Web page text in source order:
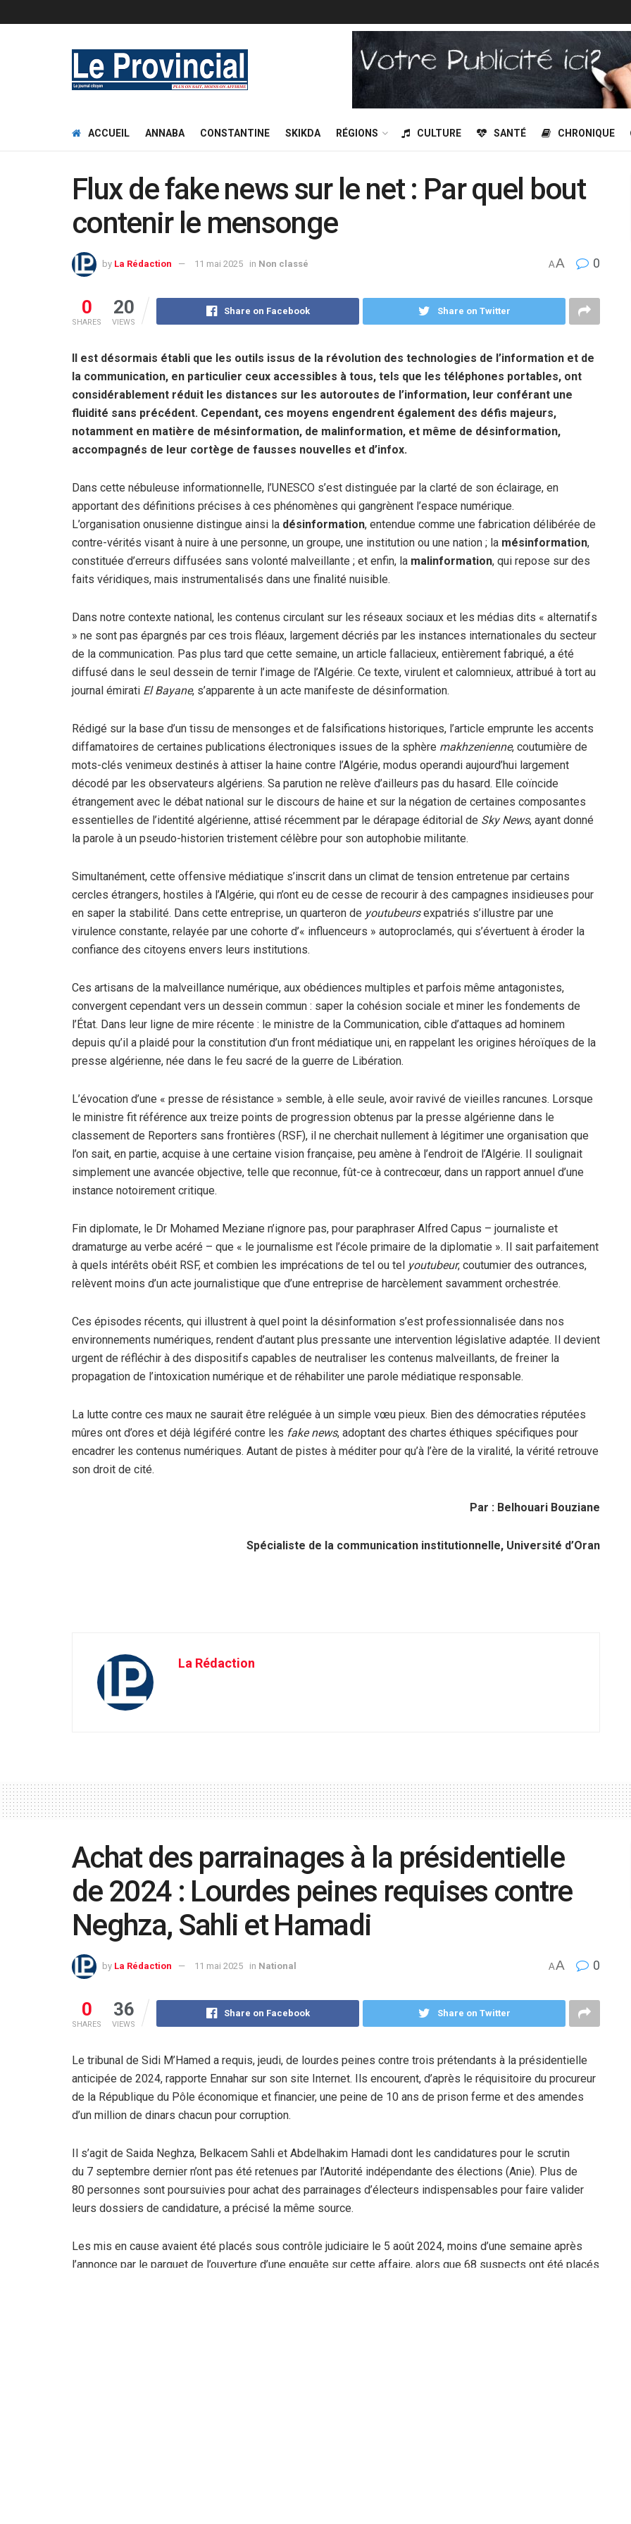
ACCUEIL ANNABA CONSTANTINE SKIKDA RÉGIONS CULTURE SANTÉ CHRONIQUE
Flux de fake news sur le net : Par quel bout
contenir le mensonge
by La Rédaction 11 mai 2025 in Non classé AA 0
0
SHARES
20
VIEWS
Share on Facebook Share on Twitter
Il est désormais établi que les outils issus de la révolution des technologies de l’information et de
la communication, en particulier ceux accessibles à tous, tels que les téléphones portables, ont
considérablement réduit les distances sur les autoroutes de l’information, leur conférant une
fluidité sans précédent. Cependant, ces moyens engendrent également des défis majeurs,
notamment en matière de mésinformation, de malinformation, et même de désinformation,
accompagnés de leur cortège de fausses nouvelles et d’infox.
Dans cette nébuleuse informationnelle, l’UNESCO s’est distinguée par la clarté de son éclairage, en
apportant des définitions précises à ces phénomènes qui gangrènent l’espace numérique.
L’organisation onusienne distingue ainsi la désinformation, entendue comme une fabrication délibérée de
contre-vérités visant à nuire à une personne, un groupe, une institution ou une nation ; la mésinformation,
constituée d’erreurs diffusées sans volonté malveillante ; et enfin, la malinformation, qui repose sur des
faits véridiques, mais instrumentalisés dans une finalité nuisible.
Dans notre contexte national, les contenus circulant sur les réseaux sociaux et les médias dits « alternatifs
» ne sont pas épargnés par ces trois fléaux, largement décriés par les instances internationales du secteur
de la communication. Pas plus tard que cette semaine, un article fallacieux, entièrement fabriqué, a été
diffusé dans le seul dessein de ternir l’image de l’Algérie. Ce texte, virulent et calomnieux, attribué à tort au
journal émirati El Bayane, s’apparente à un acte manifeste de désinformation.
Rédigé sur la base d’un tissu de mensonges et de falsifications historiques, l’article emprunte les accents
diffamatoires de certaines publications électroniques issues de la sphère makhzenienne, coutumière de
mots-clés venimeux destinés à attiser la haine contre l’Algérie, modus operandi aujourd’hui largement
décodé par les observateurs algériens. Sa parution ne relève d’ailleurs pas du hasard. Elle coïncide
étrangement avec le débat national sur le discours de haine et sur la négation de certaines composantes
essentielles de l’identité algérienne, attisé récemment par le dérapage éditorial de Sky News, ayant donné
la parole à un pseudo-historien tristement célèbre pour son autophobie militante.
Simultanément, cette offensive médiatique s’inscrit dans un climat de tension entretenue par certains
cercles étrangers, hostiles à l’Algérie, qui n’ont eu de cesse de recourir à des campagnes insidieuses pour
en saper la stabilité. Dans cette entreprise, un quarteron de youtubeursexpatriés s’illustre par une
virulence constante, relayée par une cohorte d’« influenceurs » autoproclamés, qui s’évertuent à éroder la
confiance des citoyens envers leurs institutions.
Ces artisans de la malveillance numérique, aux obédiences multiples et parfois même antagonistes,
convergent cependant vers un dessein commun : saper la cohésion sociale et miner les fondements de
l’État. Dans leur ligne de mire récente : le ministre de la Communication, cible d’attaques ad hominem
depuis qu’il a plaidé pour la constitution d’un front médiatique uni, en rappelant les origines héroïques de la
presse algérienne, née dans le feu sacré de la guerre de Libération.
L’évocation d’une « presse de résistance » semble, à elle seule, avoir ravivé de vieilles rancunes. Lorsque
le ministre fit référence aux treize points de progression obtenus par la presse algérienne dans le
classement de Reporters sans frontières (RSF), il ne cherchait nullement à légitimer une organisation que
l’on sait, en partie, acquise à une certaine vision française, peu amène à l’endroit de l’Algérie. Il soulignait
simplement une avancée objective, telle que reconnue, fût-ce à contrecœur, dans un rapport annuel d’une
instance notoirement critique.
Fin diplomate, le Dr Mohamed Meziane n’ignore pas, pour paraphraser Alfred Capus – journaliste et
dramaturge au verbe acéré – que « le journalisme est l’école primaire de la diplomatie ». Il sait parfaitement
à quels intérêts obéit RSF, et combien les imprécations de tel ou tel youtubeur, coutumier des outrances,
relèvent moins d’un acte journalistique que d’une entreprise de harcèlement savamment orchestrée.
Ces épisodes récents, qui illustrent à quel point la désinformation s’est professionnalisée dans nos
environnements numériques, rendent d’autant plus pressante une intervention législative adaptée. Il devient
urgent de réfléchir à des dispositifs capables de neutraliser les contenus malveillants, de freiner la
propagation de l’intoxication numérique et de réhabiliter une parole médiatique responsable.
La lutte contre ces maux ne saurait être reléguée à un simple vœu pieux. Bien des démocraties réputées
mûres ont d’ores et déjà légiféré contre les fake news, adoptant des chartes éthiques spécifiques pour
encadrer les contenus numériques. Autant de pistes à méditer pour qu’à l’ère de la viralité, la vérité retrouve
son droit de cité.
Par : Belhouari Bouziane
Spécialiste de la communication institutionnelle, Université d’Oran
La Rédaction
Achat des parrainages à la présidentielle
de 2024 : Lourdes peines requises contre
Neghza, Sahli et Hamadi
by La Rédaction 11 mai 2025 in National AA 0
0
SHARES
36
VIEWS
Share on Facebook Share on Twitter
Le tribunal de Sidi M’Hamed a requis, jeudi, de lourdes peines contre trois prétendants à la présidentielle
anticipée de 2024, rapporte Ennahar sur son site Internet. Ils encourent, d’après le réquisitoire du procureur
de la République du Pôle économique et financier, une peine de 10 ans de prison ferme et des amendes
d’un million de dinars chacun pour corruption.
Il s’agit de Saida Neghza, Belkacem Sahli et Abdelhakim Hamadi dont les candidatures pour le scrutin
du 7 septembre dernier n’ont pas été retenues par l’Autorité indépendante des élections (Anie). Plus de
80 personnes sont poursuivies pour achat des parrainages d’électeurs indispensables pour faire valider
leurs dossiers de candidature, a précisé la même source.
Les mis en cause avaient été placés sous contrôle judiciaire le 5 août 2024, moins d’une semaine après
l’annonce par le parquet de l’ouverture d’une enquête sur cette affaire, alors que 68 suspects ont été placés